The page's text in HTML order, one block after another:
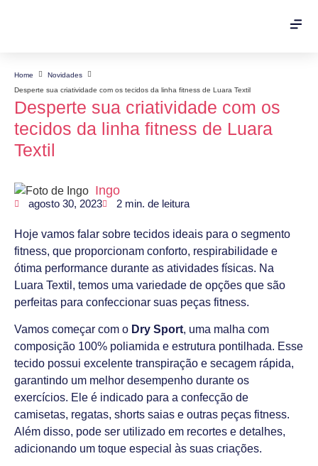
Home
Novidades
Desperte sua criatividade com os tecidos da linha fitness de Luara Textil
Desperte sua criatividade com os
tecidos da linha fitness de Luara
Textil
Ingo
agosto 30, 2023 2 min. de leitura
Hoje vamos falar sobre tecidos ideais para o segmento
fitness, que proporcionam conforto, respirabilidade e
ótima performance durante as atividades físicas. Na
Luara Textil, temos uma variedade de opções que são
perfeitas para confeccionar suas peças fitness.
Vamos começar com o Dry Sport, uma malha com
composição 100% poliamida e estrutura pontilhada. Esse
tecido possui excelente transpiração e secagem rápida,
garantindo um melhor desempenho durante os
exercícios. Ele é indicado para a confecção de
camisetas, regatas, shorts saias e outras peças fitness.
Além disso, pode ser utilizado em recortes e detalhes,
adicionando um toque especial às suas criações.